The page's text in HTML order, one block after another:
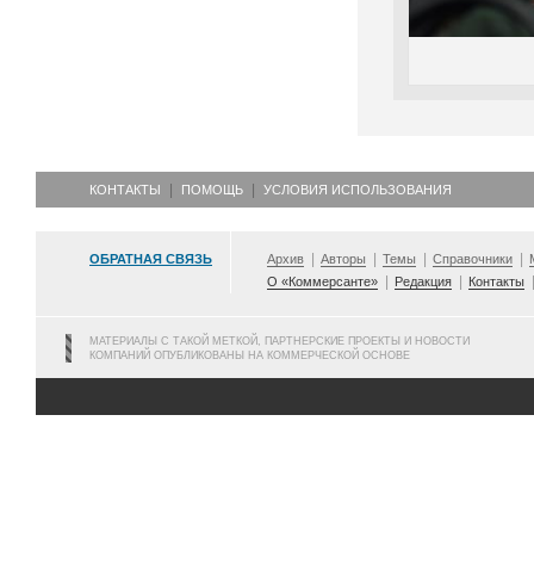
КОНТАКТЫ ПОМОЩЬ УСЛОВИЯ ИСПОЛЬЗОВАНИЯ
ОБРАТНАЯ СВЯЗЬ Архив Авторы Темы Справочники
О «Коммерсанте»
Редакция Контакты
МАТЕРИАЛЫ С ТАКОЙ МЕТКОЙ, ПАРТНЕРСКИЕ ПРОЕКТЫ И НОВОСТИ
КОМПАНИЙ ОПУБЛИКОВАНЫ НА КОММЕРЧЕСКОЙ ОСНОВЕ